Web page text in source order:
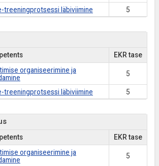
treeningprotsessi läbiviimine 5
EKR tase
organiseerimine ja
5
treeningprotsessi läbiviimine 5
EKR tase
organiseerimine ja
5